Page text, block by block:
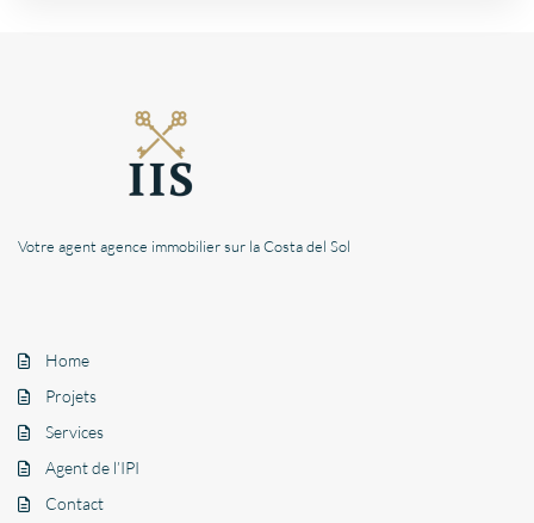
Votre agent agence immobilier sur la Costa del Sol
Home
Projets
Services
Agent de l’IPI
Contact